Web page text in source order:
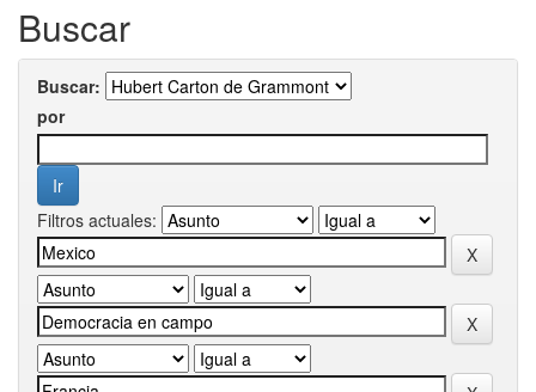
Buscar
Buscar:
por
Filtros actuales: